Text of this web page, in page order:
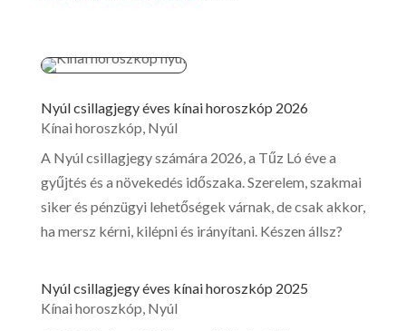
Nyúl csillagjegy éves kínai horoszkóp 2026
Kínai horoszkóp, Nyúl
A Nyúl csillagjegy számára 2026, a Tűz Ló éve a
gyűjtés és a növekedés időszaka. Szerelem, szakmai
siker és pénzügyi lehetőségek várnak, de csak akkor,
ha mersz kérni, kilépni és irányítani. Készen állsz?
Nyúl csillagjegy éves kínai horoszkóp 2025
Kínai horoszkóp, Nyúl